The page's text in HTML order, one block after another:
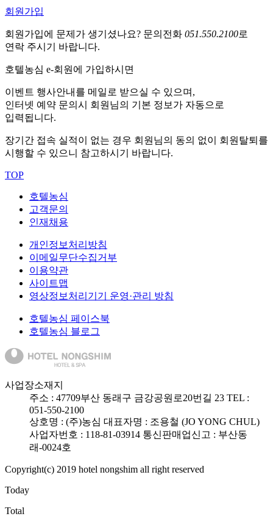
회원가입
회원가입에 문제가 생기셨나요? 문의전화 051.550.2100로
연락 주시기 바랍니다.
호텔농심 e-회원에 가입하시면
이벤트 행사안내를 메일로 받으실 수 있으며,
인터넷 예약 문의시 회원님의 기본 정보가 자동으로
입력됩니다.
장기간 접속 실적이 없는 경우 회원님의 동의 없이 회원탈퇴를
시행할 수 있으니 참고하시기 바랍니다.
TOP
호텔농심
고객문의
인재채용
개인정보처리방침
이메일무단수집거부
이용약관
사이트맵
영상정보처리기기 운영·관리 방침
호텔농심 페이스북
호텔농심 블로그
사업장소재지
주소 : 47709부산 동래구 금강공원로20번길 23 TEL :
051-550-2100
상호명 : (주)농심 대표자명 : 조용철 (JO YONG CHUL)
사업자번호 : 118-81-03914 통신판매업신고 : 부산동
래-0024호
Copyright(c) 2019 hotel nongshim all right reserved
Today
Total